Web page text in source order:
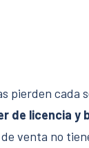
pierden cada
de licencia y
venta no